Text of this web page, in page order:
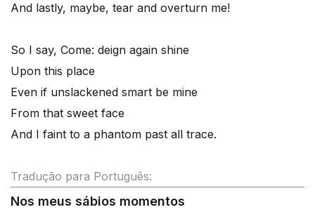
And lastly, maybe, tear and overturn me!
So I say, Come: deign again shine
Upon this place
Even if unslackened smart be mine
From that sweet face
And I faint to a phantom past all trace.
Tradução para Português:
Nos meus sábios momentos